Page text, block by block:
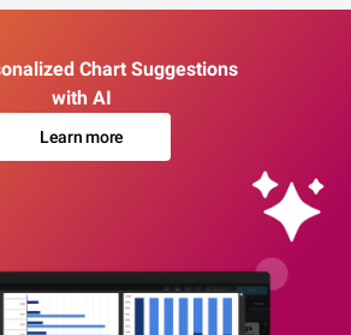
Chart Suggestions
with AI
Learn more